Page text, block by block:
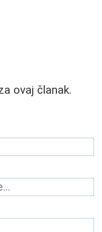
ovaj članak.